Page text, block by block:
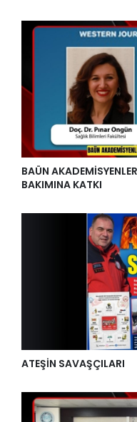
BAÜN
BAKIMINA KATKI
ATEŞİN SAVAŞÇILARI